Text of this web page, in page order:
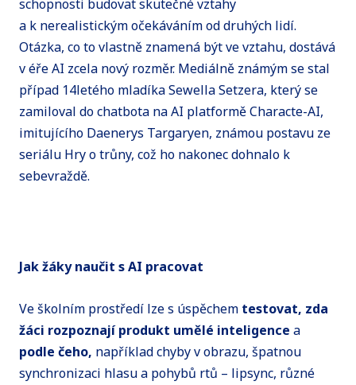
schopnosti budovat skutečné vztahy
a k nerealistickým očekáváním od druhých lidí.
Otázka, co to vlastně znamená být ve vztahu, dostává
v éře AI zcela nový rozměr. Mediálně známým se stal
případ 14letého mladíka Sewella Setzera, který se
zamiloval do chatbota na AI platformě Characte-AI,
imitujícího Daenerys Targaryen, známou postavu ze
seriálu Hry o trůny, což ho nakonec dohnalo k
sebevraždě.
Jak žáky naučit s AI pracovat
Ve školním prostředí lze s úspěchem testovat, zda
žáci rozpoznají produkt umělé inteligence a
podle čeho, například chyby v obrazu, špatnou
synchronizaci hlasu a pohybů rtů – lipsync, různé